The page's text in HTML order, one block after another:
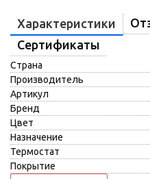
Характеристики
Сертификаты
Страна
Производитель
Артикул
Бренд
Цвет
Назначение
Термостат
Покрытие